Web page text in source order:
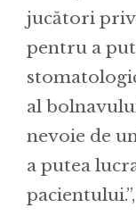
jucători
pentru a
al
nevoie de
a putea